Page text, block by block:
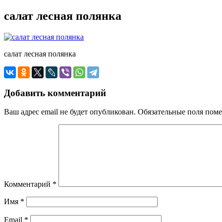
салат лесная полянка
салат лесная полянка
Добавить комментарий
Ваш адрес email не будет опубликован. Обязательные поля
Комментарий *
Имя *
Email *